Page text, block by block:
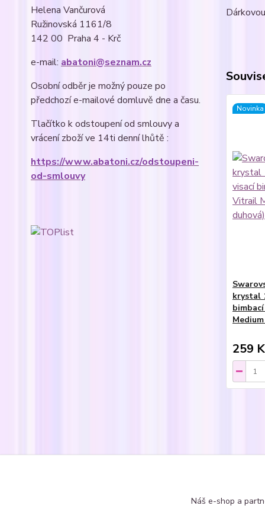
Helena Vančurová
Ružinovská 1161/8
142 00 Praha 4 - Krč
e-mail: abatoni@seznam.cz
Osobní odběr je možný pouze po
předchozí e-mailové domluvě dne a času.
Tlačítko k odstoupení od smlouvy a
vrácení zboží ve 14ti denní lhůtě :
https://www.abatoni.cz/odstoupeni-
od-smlouvy
Novinka
krystal
259
Náš e-shop a